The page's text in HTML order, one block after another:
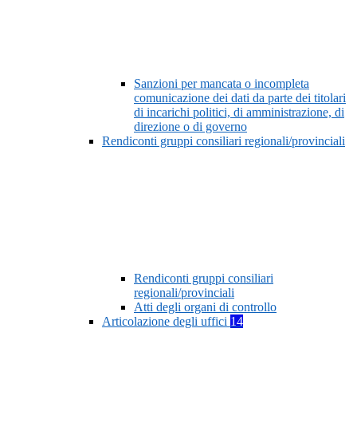
Sanzioni per mancata o incompleta
comunicazione dei dati da parte dei titolari
di incarichi politici, di amministrazione, di
direzione o di governo
Rendiconti gruppi consiliari regionali/provinciali
Rendiconti gruppi consiliari
regionali/provinciali
Atti degli organi di controllo
Articolazione degli uffici 14